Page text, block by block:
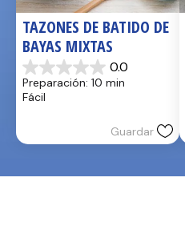
TAZONES DE BATIDO DE
BAYAS MIXTAS
0.0
0.0
de
5
Preparación: 10 min
Fácil
Guardar